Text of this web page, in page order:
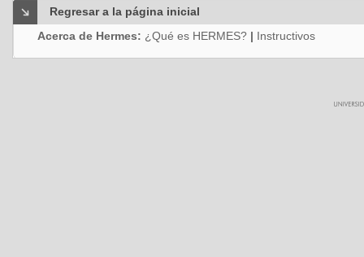
Regresar a la página inicial
Acerca de Hermes: ¿Qué es HERMES? | Instructivos